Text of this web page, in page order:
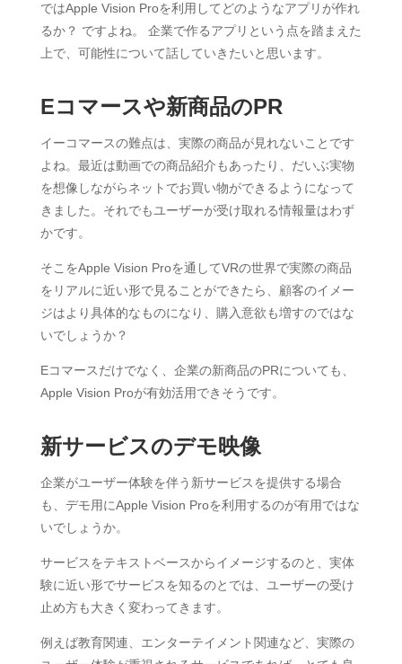
ではApple Vision Proを利用してどのようなアプリが作れ
るか？ ですよね。 企業で作るアプリという点を踏まえた
上で、可能性について話していきたいと思います。
Eコマースや新商品のPR
イーコマースの難点は、実際の商品が見れないことです
よね。最近は動画での商品紹介もあったり、だいぶ実物
を想像しながらネットでお買い物ができるようになって
きました。それでもユーザーが受け取れる情報量はわず
かです。
そこをApple Vision Proを通してVRの世界で実際の商品
をリアルに近い形で見ることができたら、顧客のイメー
ジはより具体的なものになり、購入意欲も増すのではな
いでしょうか？
Eコマースだけでなく、企業の新商品のPRについても、
Apple Vision Proが有効活用できそうです。
新サービスのデモ映像
企業がユーザー体験を伴う新サービスを提供する場合
も、デモ用にApple Vision Proを利用するのが有用ではな
いでしょうか。
サービスをテキストベースからイメージするのと、実体
験に近い形でサービスを知るのとでは、ユーザーの受け
止め方も大きく変わってきます。
例えば教育関連、エンターテイメント関連など、実際の